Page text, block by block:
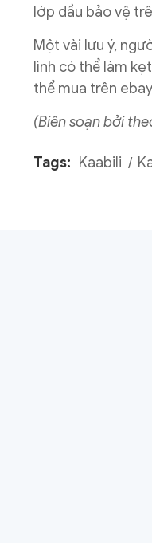
lớp dầu bảo vệ
Một vài lưu ý,
lình có thể làm
thể mua trên
(Biên soạn bởi
Tags: Kaabili